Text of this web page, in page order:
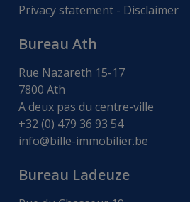
Privacy statement - Disclaimer
Bureau Ath
Rue Nazareth 15-17
7800 Ath
A deux pas du centre-ville
+32 (0) 479 36 93 54
info@bille-immobilier.be
Bureau Ladeuze